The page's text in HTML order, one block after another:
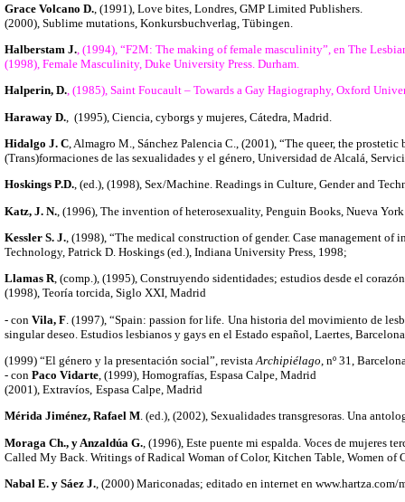
Grace Volcano D. , (1991), Love bites, Londres, GMP Limited Publishers.
(2000), Sublime mutations, Konkursbuchverlag, Tübingen.
Halberstam J. , (1994), “F2M: The making of female masculinity”, en The
(1998), Female Masculinity, Duke University Press. Durham.
Halperin, D., (1985), Saint Foucault – Towards a Gay Hagiography, Oxford
Haraway D. , (1995), Ciencia, cyborgs y mujeres, Cátedra, Madrid.
Hidalgo J. C , Almagro M., Sánchez Palencia C., (2001), “The queer, the
(Trans)formaciones de las sexualidades y el género, Universidad de Alcalá,
Hoskings P.D., (ed.), (1998), Sex/Machine. Readings in Culture, Gender and
Katz, J. N. , (1996), The invention of heterosexuality, Penguin Books, Nueva York
Kessler S. J. , (1998), “The medical construction of gender. Case management
Technology, Patrick D. Hoskings (ed.), Indiana University Press, 1998;
Llamas R, (comp.), (1995), Construyendo sidentidades; estudios desde el
(1998), Teoría torcida, Siglo XXI, Madrid
- con Vila, F . (1997), “Spain: passion for life. Una historia del movimiento de
singular deseo. Estudios lesbianos y gays en el Estado español, Laertes,
(1999) “El género y la presentación social”, revista Archipiélago , nº 31,
- con Paco Vidarte , (1999), Homografías, Espasa Calpe, Madrid
(2001), Extravíos, Espasa Calpe, Madrid
Mérida Jiménez, Rafael M. (ed.), (2002), Sexualidades transgresoras. Una
Moraga Ch., y Anzaldúa G. , (1996), Este puente mi espalda. Voces de mujeres
Called My Back. Writings of Radical Woman of Color, Kitchen Table, Women of
Nabal E. y Sáez J. , (2000) Mariconadas; editado en internet en www.hartza.com/